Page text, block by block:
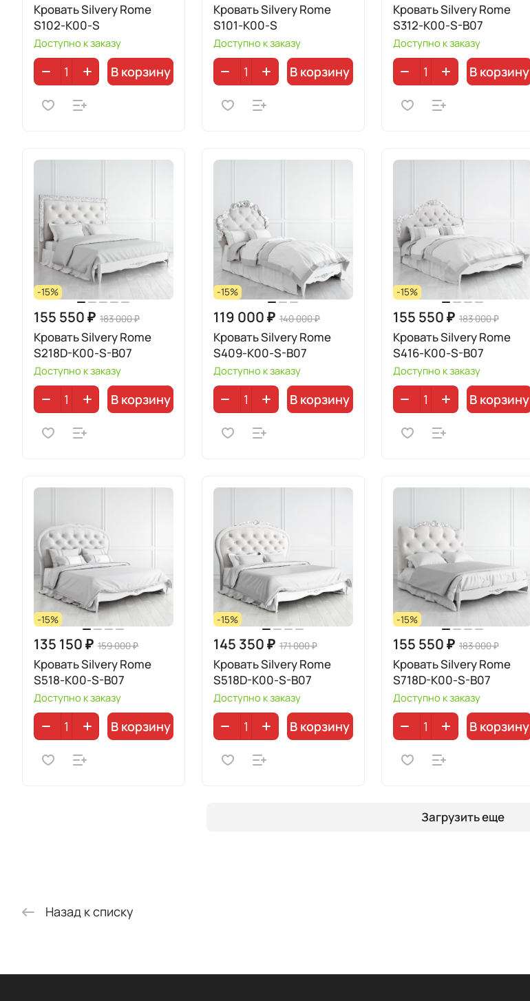
Кровать Silvery Rome
S102-K00-S
Доступно к заказу
В корзину
Кровать Silvery Rome
S101-K00-S
Доступно к заказу
В корзину
Кровать Silvery Rome
S312-K00-S-B07
Доступно к заказу
В корзину
-15%
155 550 ₽ 183 000 ₽
Кровать Silvery Rome
S218D-K00-S-B07
Доступно к заказу
В корзину
-15%
119 000 ₽ 140 000 ₽
Кровать Silvery Rome
S409-K00-S-B07
Доступно к заказу
В корзину
-15%
155 550 ₽ 183 000 ₽
Кровать Silvery Rome
S416-K00-S-B07
Доступно к заказу
В корзину
-15%
135 150 ₽ 159 000 ₽
Кровать Silvery Rome
S518-K00-S-B07
Доступно к заказу
В корзину
-15%
145 350 ₽ 171 000 ₽
Кровать Silvery Rome
S518D-K00-S-B07
Доступно к заказу
В корзину
-15%
155 550 ₽ 183 000 ₽
Кровать Silvery Rome
S718D-K00-S-B07
Доступно к заказу
В корзину
Загрузить еще
Назад к списку